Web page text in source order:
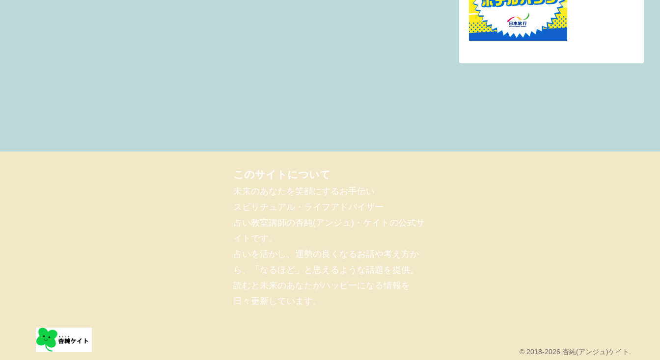
このサイトについて
未来のあなたを笑顔にするお手伝い
スピリチュアル・ライフアドバイザー
占い教室講師の杏純(アンジュ)・ケイトの公式サ
イトです。
占いを活かし、運勢の良くなるお話や考え方か
ら、「なるほど」と思えるような話題を提供。
読むと未来のあなたがハッピーになる情報を
日々更新しています。
© 2018-2026 杏純(アンジュ)ケイト.